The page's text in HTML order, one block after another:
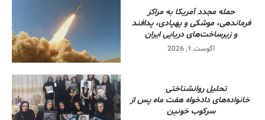
حمله مجدد آمریکا به مراکز
فرماندهی، موشکی و پهپادی، پدافند
و زیرساخت‌های دریایی ایران
آگوست 1, 2026
تحلیل روانشناختی
خانواده‌های دادخواه هفت ماه پس از
سرکوب خونین